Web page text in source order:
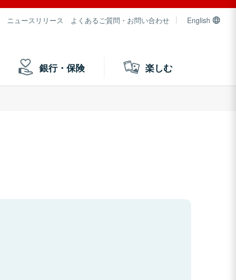
ニュースリリース よくあるご質問・お問い合わせ English
銀行・保険 楽しむ